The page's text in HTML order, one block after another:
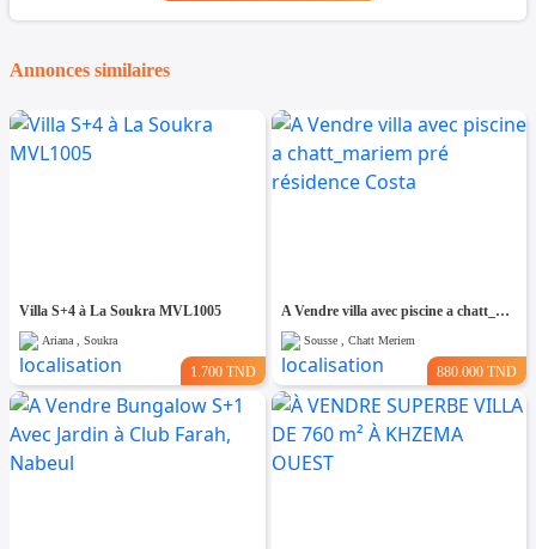
Annonces similaires
Villa S+4 à La Soukra MVL1005
Ariana , Soukra
1.700 TND
A Vendre villa avec piscine a chatt_mariem pré résidence Costa
Sousse , Chatt Meriem
880.000 TND